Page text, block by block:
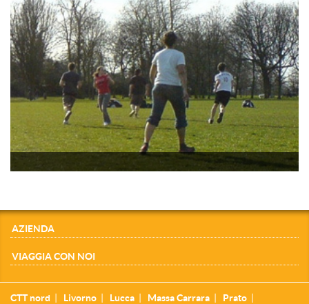
AZIENDA
VIAGGIA CON NOI
CTT nord Livorno Lucca Massa Carrara Prato